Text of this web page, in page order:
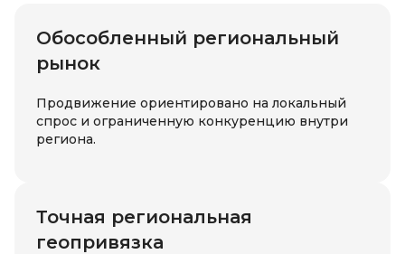
Обособленный региональный
рынок
Продвижение ориентировано на локальный
спрос и ограниченную конкуренцию внутри
региона.
Точная региональная
геопривязка